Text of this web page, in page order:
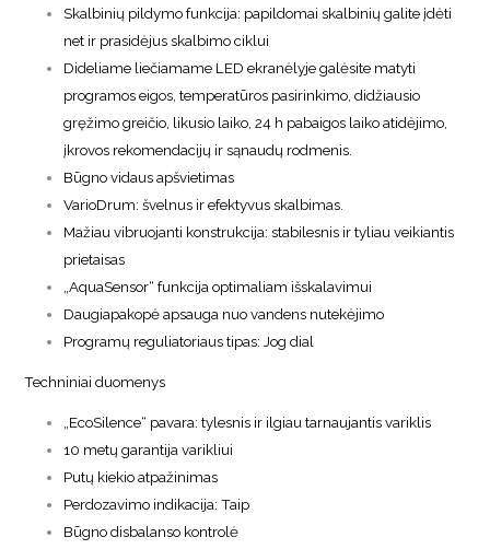
Skalbinių pildymo funkcija: papildomai skalbinių galite įdėti
net ir prasidėjus skalbimo ciklui
Dideliame liečiamame LED ekranėlyje galėsite matyti
programos eigos, temperatūros pasirinkimo, didžiausio
gręžimo greičio, likusio laiko, 24 h pabaigos laiko atidėjimo,
įkrovos rekomendacijų ir sąnaudų rodmenis.
Būgno vidaus apšvietimas
VarioDrum: švelnus ir efektyvus skalbimas.
Mažiau vibruojanti konstrukcija: stabilesnis ir tyliau veikiantis
prietaisas
„AquaSensor“ funkcija optimaliam išskalavimui
Daugiapakopė apsauga nuo vandens nutekėjimo
Programų reguliatoriaus tipas: Jog dial
Techniniai duomenys
„EcoSilence“ pavara: tylesnis ir ilgiau tarnaujantis variklis
10 metų garantija varikliui
Putų kiekio atpažinimas
Perdozavimo indikacija: Taip
Būgno disbalanso kontrolė